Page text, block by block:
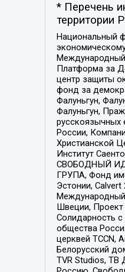
* Перечень
территории
Национальный
Международный
Платформа за
центр защиты
фонд за
Фалуньгун,
Фалуньгун,
русскоязычных
России,
Христианской
Институт
СВОБОДНЫЙ
ГРУПА, Фонд
Эстонии,
Международный
Швеции,
Солидарность
общества
церквей TCCN,
Белорусский
TVR Studios, ТВ